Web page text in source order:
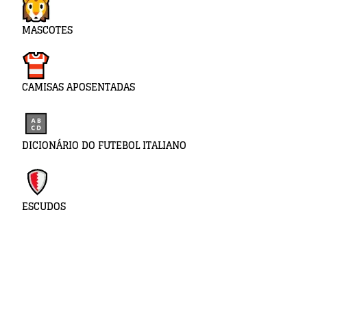
MASCOTES
CAMISAS APOSENTADAS
DICIONÁRIO DO FUTEBOL ITALIANO
ESCUDOS